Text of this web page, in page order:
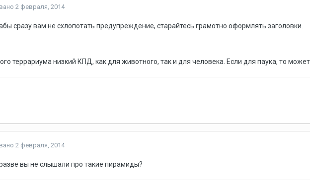
2 февраля, 2014
сразу вам не схлопотать предупреждение, старайтесь грамотно оформлять заголовки.
террариума низкий КПД, как для животного, так и для человека. Если для паука, то
2 февраля, 2014
вы не слышали про такие пирамиды?